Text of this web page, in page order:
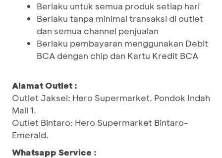
Berlaku untuk semua produk setiap hari
Berlaku tanpa minimal transaksi di outlet
dan semua channel penjualan
Berlaku pembayaran menggunakan Debit
BCA dengan chip dan Kartu Kredit BCA
Alamat Outlet :
Outlet Jaksel: Hero Supermarket. Pondok Indah
Mall 1.
Outlet Bintaro: Hero Supermarket Bintaro-
Emerald.
Whatsapp Service :